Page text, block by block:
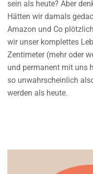
sein als heute? Aber
Hätten wir damals
Amazon und Co
wir unser komplettes
Zentimeter (mehr oder
und permanent mit uns
so unwahrscheinlich
werden als heute.